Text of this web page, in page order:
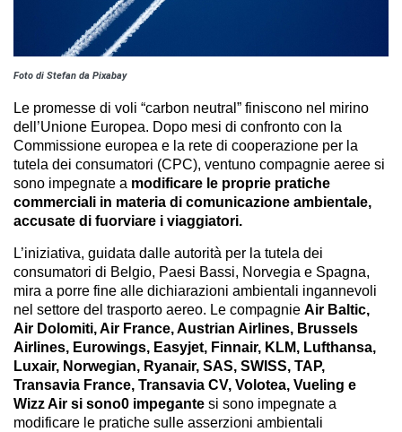
Foto di Stefan da Pixabay
Le promesse di voli “carbon neutral” finiscono nel mirino
dell’Unione Europea. Dopo mesi di confronto con la
Commissione europea e la rete di cooperazione per la
tutela dei consumatori (CPC), ventuno compagnie aeree si
sono impegnate a modificare le proprie pratiche
commerciali in materia di comunicazione ambientale,
accusate di fuorviare i viaggiatori.
L’iniziativa, guidata dalle autorità per la tutela dei
consumatori di Belgio, Paesi Bassi, Norvegia e Spagna,
mira a porre fine alle dichiarazioni ambientali ingannevoli
nel settore del trasporto aereo. Le compagnie Air Baltic,
Air Dolomiti, Air France, Austrian Airlines, Brussels
Airlines, Eurowings, Easyjet, Finnair, KLM, Lufthansa,
Luxair, Norwegian, Ryanair, SAS, SWISS, TAP,
Transavia France, Transavia CV, Volotea, Vueling e
Wizz Air si sono0 impegante si sono impegnate a
modificare le pratiche sulle asserzioni ambientali